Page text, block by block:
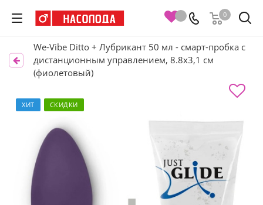
0
We-Vibe Ditto + Лубрикант 50 мл - смарт-пробка с
дистанционным управлением, 8.8х3,1 см
(фиолетовый)
ХИТ СКИДКИ